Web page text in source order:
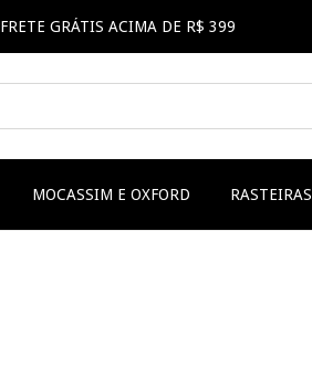
FRETE GRÁTIS ACIMA DE R$ 399
MOCASSIM E OXFORD RASTEIRAS